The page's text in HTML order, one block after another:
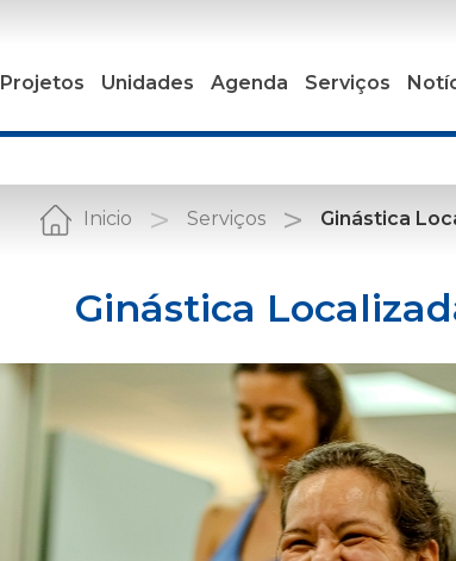
Projetos Unidades Agenda Serviços
Inicio Serviços Ginástica
Ginástica